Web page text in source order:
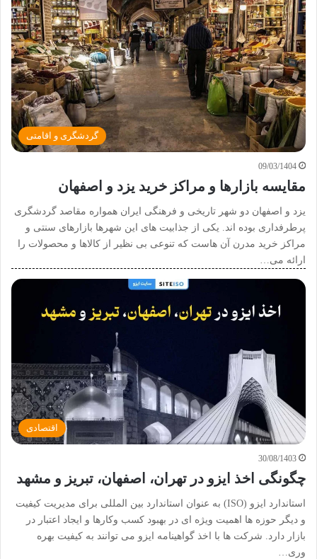
گردشگری و اقامتی
09/03/1404
مقایسه بازارها و مراکز خرید یزد و اصفهان
یزد و اصفهان دو شهر تاریخی و فرهنگی ایران همواره مقاصد گردشگری
پرطرفداری بوده اند. یکی از جذابیت های این شهرها بازارهای سنتی و
مراکز خرید مدرن آن هاست که تنوعی بی نظیر از کالاها و محصولات را
ارائه می…
اقتصادی
30/08/1403
چگونگی اخذ ایزو در تهران، اصفهان، تبریز و مشهد
استاندارد ایزو (ISO) به عنوان استاندارد بین المللی برای مدیریت کیفیت
و دیگر حوزه ها اهمیت ویژه ای در بهبود کسب وکارها و ایجاد اعتبار در
بازار دارد. شرکت ها با اخذ گواهینامه ایزو می توانند به کیفیت بهره
وری…